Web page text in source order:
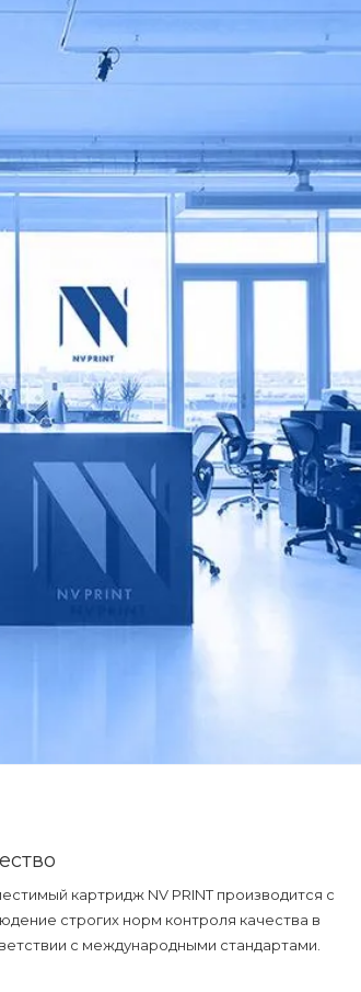
картридж NV PRINT производится с
строгих норм контроля качества в
с международными стандартами.